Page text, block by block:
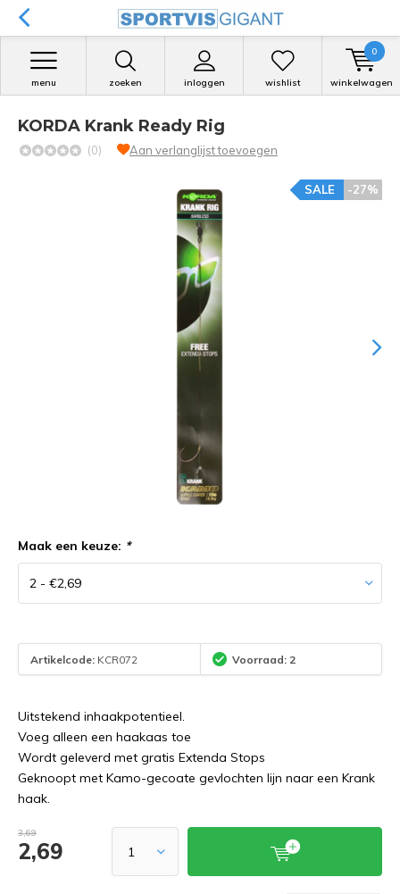
zoeken inloggen
menu wishlist winkelwagen
0
KORDA Krank Ready Rig
(0) Aan verlanglijst toevoegen
-27%
SALE
Maak een keuze: *
Artikelcode: KCR072 Voorraad: 2
Uitstekend inhaakpotentieel.
Voeg alleen een haakaas toe
Wordt geleverd met gratis Extenda Stops
Geknoopt met Kamo-gecoate gevlochten lijn naar een Krank
haak.
3,69
2,69